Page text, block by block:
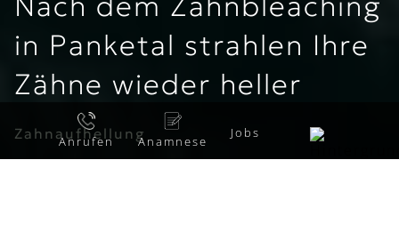
in Panketal strahlen Ihre
Zähne wieder heller
Zahnaufhellung
Anrufen Anamnese
Jobs